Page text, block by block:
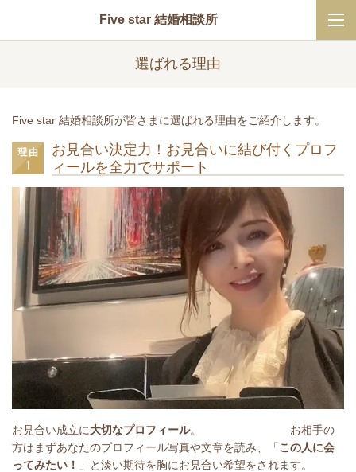
Five star 結婚相談所
選ばれる理由
Five star 結婚相談所が皆さまに選ばれる理由をご紹介します。
お見合い決定力！お見合いに結び付くプロフ
ィールを全力でサポート
お見合い成立に大切なプロフィール。 お相手の
方はまずあなたのプロフィール写真や文章を読み、
「この人に会
ってみたい！
」と淡い期待を胸にお見合い希望をされます。